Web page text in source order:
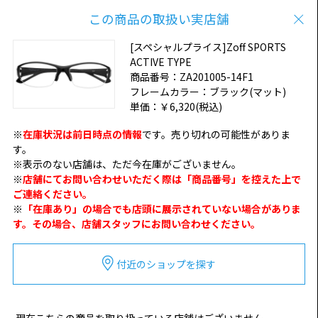
この商品の取扱い実店舗
[スペシャルプライス]Zoff SPORTS
ACTIVE TYPE
商品番号： ZA201005-14F1
フレームカラー： ブラック(マット)
単価： ￥6,320(税込)
※在庫状況は前日時点の情報です。売り切れの可能性がありま
す。
※表示のない店舗は、ただ今在庫がございません。
※店舗にてお問い合わせいただく際は「商品番号」を控えた上で
ご連絡ください。
※ 「在庫あり」の場合でも店頭に展示されていない場合がありま
す。その場合、店舗スタッフにお問い合わせください。
付近のショップを探す